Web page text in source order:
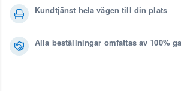
Kundtjänst hela vägen till din plats
Alla beställningar omfattas av 100%